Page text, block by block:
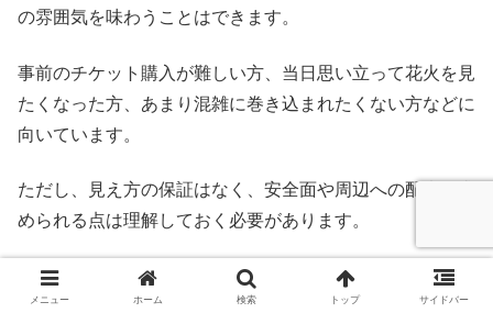
の雰囲気を味わうことはできます。
事前のチケット購入が難しい方、当日思い立って花火を見
たくなった方、あまり混雑に巻き込まれたくない方などに
向いています。
ただし、見え方の保証はなく、安全面や周辺への配慮が求
められる点は理解しておく必要があります。
スポンサードリンク
メニュー ホーム 検索 トップ サイドバー